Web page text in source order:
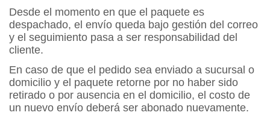
Desde el momento en que el paquete es
despachado, el envío queda bajo gestión del correo
y el seguimiento pasa a ser responsabilidad del
cliente.
En caso de que el pedido sea enviado a sucursal o
domicilio y el paquete retorne por no haber sido
retirado o por ausencia en el domicilio, el costo de
un nuevo envío deberá ser abonado nuevamente.